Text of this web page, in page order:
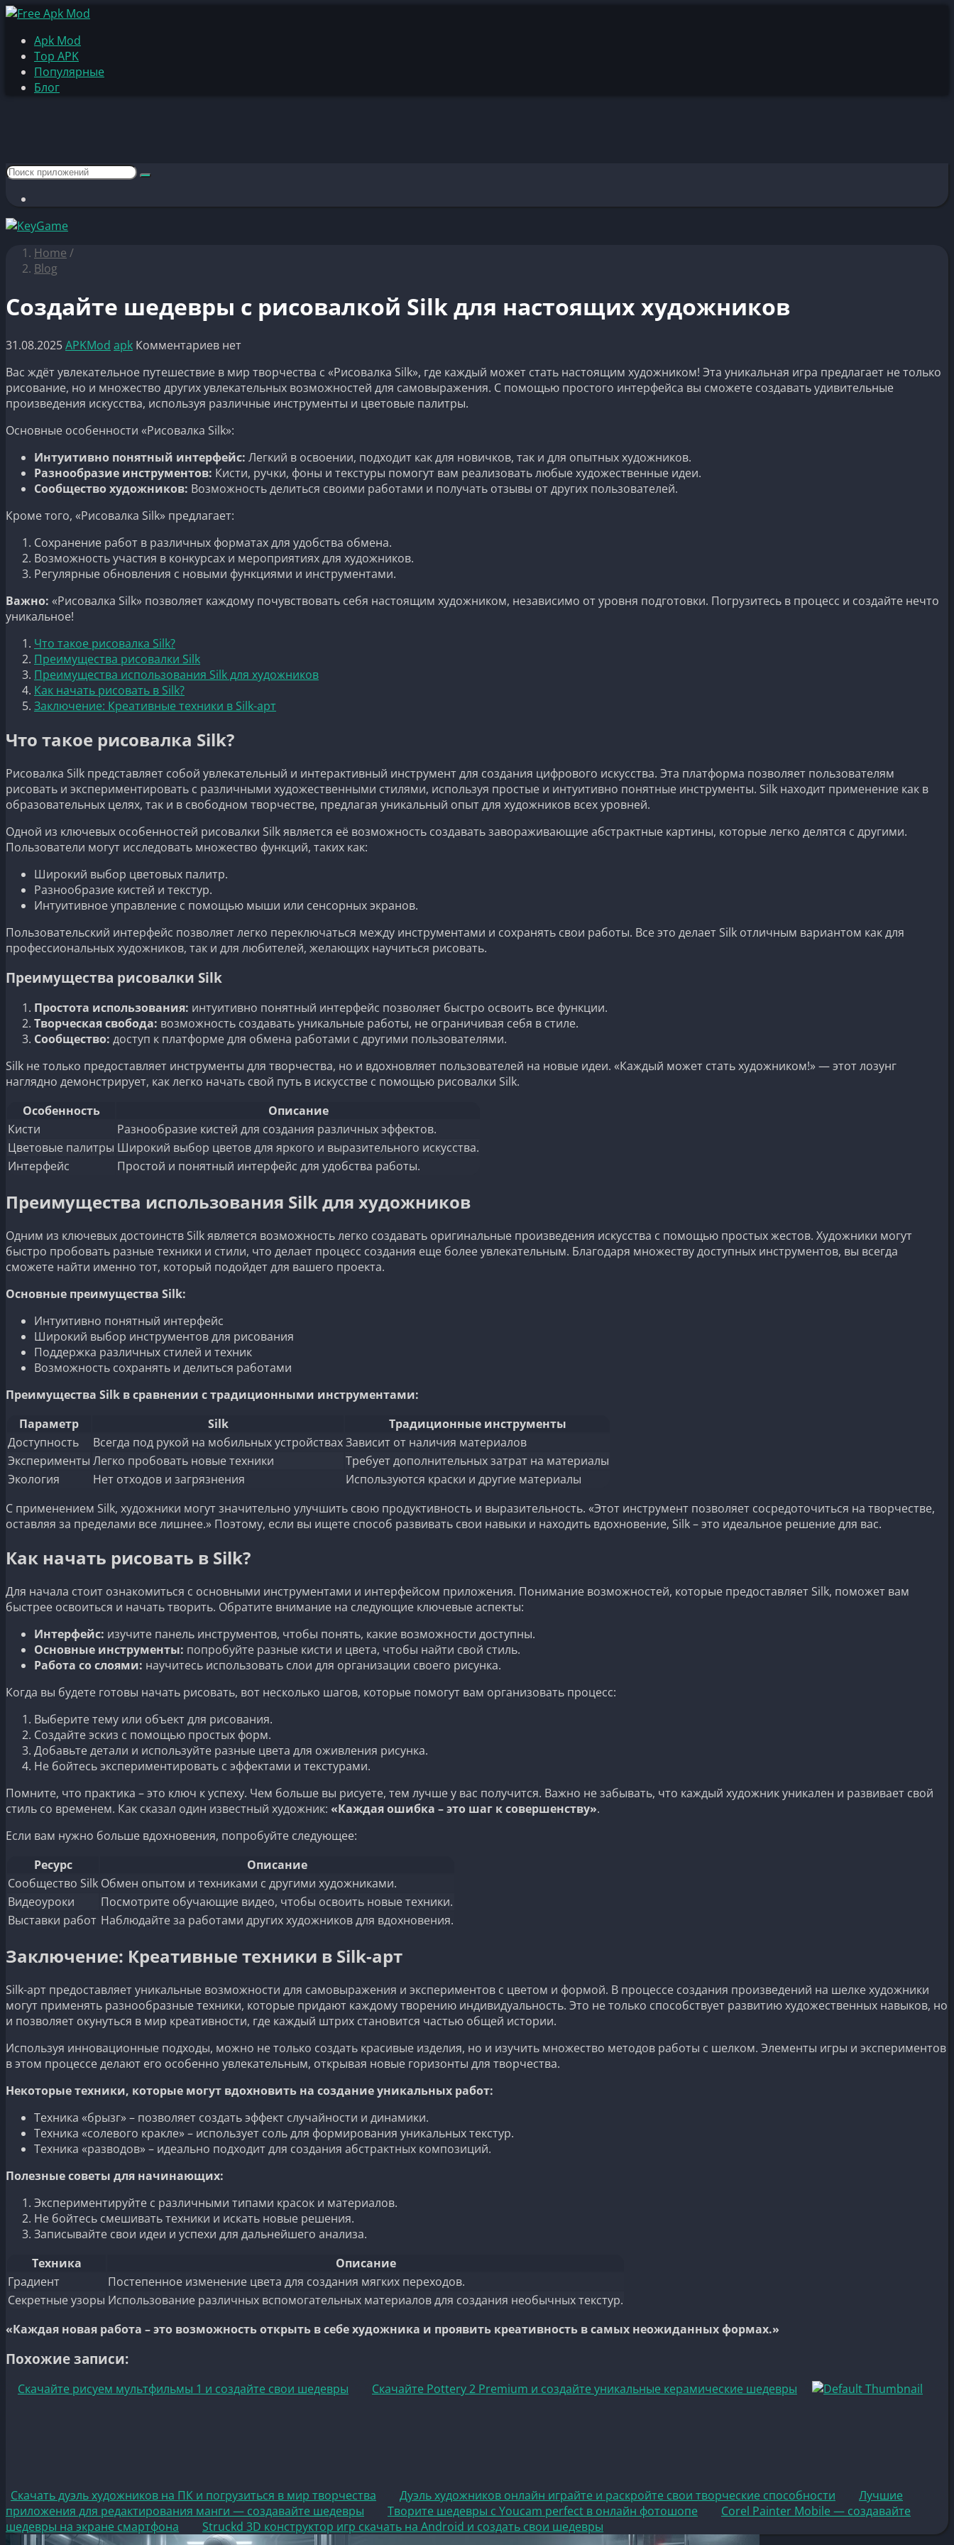
Apk Mod
Top APK
Популярные
Блог
Home /
Blog
Создайте шедевры с рисовалкой Silk для настоящих художников
31.08.2025APKMod apk Комментариев нет
Вас ждёт увлекательное путешествие в мир творчества с «Рисовалка Silk», где каждый может стать настоящим художником! Эта уникальная игра предлагает не только
рисование, но и множество других увлекательных возможностей для самовыражения. С помощью простого интерфейса вы сможете создавать удивительные
произведения искусства, используя различные инструменты и цветовые палитры.
Основные особенности «Рисовалка Silk»:
Интуитивно понятный интерфейс: Легкий в освоении, подходит как для новичков, так и для опытных художников.
Разнообразие инструментов: Кисти, ручки, фоны и текстуры помогут вам реализовать любые художественные идеи.
Сообщество художников: Возможность делиться своими работами и получать отзывы от других пользователей.
Кроме того, «Рисовалка Silk» предлагает:
Сохранение работ в различных форматах для удобства обмена.
Возможность участия в конкурсах и мероприятиях для художников.
Регулярные обновления с новыми функциями и инструментами.
Важно: «Рисовалка Silk» позволяет каждому почувствовать себя настоящим художником, независимо от уровня подготовки. Погрузитесь в процесс и создайте нечто
уникальное!
Что такое рисовалка Silk?
Преимущества рисовалки Silk
Преимущества использования Silk для художников
Как начать рисовать в Silk?
Заключение: Креативные техники в Silk-арт
Что такое рисовалка Silk?
Рисовалка Silk представляет собой увлекательный и интерактивный инструмент для создания цифрового искусства. Эта платформа позволяет пользователям
рисовать и экспериментировать с различными художественными стилями, используя простые и интуитивно понятные инструменты. Silk находит применение как в
образовательных целях, так и в свободном творчестве, предлагая уникальный опыт для художников всех уровней.
Одной из ключевых особенностей рисовалки Silk является её возможность создавать завораживающие абстрактные картины, которые легко делятся с другими.
Пользователи могут исследовать множество функций, таких как:
Широкий выбор цветовых палитр.
Разнообразие кистей и текстур.
Интуитивное управление с помощью мыши или сенсорных экранов.
Пользовательский интерфейс позволяет легко переключаться между инструментами и сохранять свои работы. Все это делает Silk отличным вариантом как для
профессиональных художников, так и для любителей, желающих научиться рисовать.
Преимущества рисовалки Silk
Простота использования: интуитивно понятный интерфейс позволяет быстро освоить все функции.
Творческая свобода: возможность создавать уникальные работы, не ограничивая себя в стиле.
Сообщество: доступ к платформе для обмена работами с другими пользователями.
Silk не только предоставляет инструменты для творчества, но и вдохновляет пользователей на новые идеи. «Каждый может стать художником!» — этот лозунг
наглядно демонстрирует, как легко начать свой путь в искусстве с помощью рисовалки Silk.
Особенность
Описание
Кисти
Разнообразие кистей для создания различных эффектов.
Цветовые палитры Широкий выбор цветов для яркого и выразительного искусства.
Интерфейс
Простой и понятный интерфейс для удобства работы.
Преимущества использования Silk для художников
Одним из ключевых достоинств Silk является возможность легко создавать оригинальные произведения искусства с помощью простых жестов. Художники могут
быстро пробовать разные техники и стили, что делает процесс создания еще более увлекательным. Благодаря множеству доступных инструментов, вы всегда
сможете найти именно тот, который подойдет для вашего проекта.
Основные преимущества Silk:
Интуитивно понятный интерфейс
Широкий выбор инструментов для рисования
Поддержка различных стилей и техник
Возможность сохранять и делиться работами
Преимущества Silk в сравнении с традиционными инструментами:
Параметр
Silk
Традиционные инструменты
Доступность
Всегда под рукой на мобильных устройствахЗависит от наличия материалов
Эксперименты Легко пробовать новые техники
Требует дополнительных затрат на материалы
Экология
Нет отходов и загрязнения
Используются краски и другие материалы
С применением Silk, художники могут значительно улучшить свою продуктивность и выразительность. «Этот инструмент позволяет сосредоточиться на творчестве,
оставляя за пределами все лишнее.» Поэтому, если вы ищете способ развивать свои навыки и находить вдохновение, Silk – это идеальное решение для вас.
Как начать рисовать в Silk?
Для начала стоит ознакомиться с основными инструментами и интерфейсом приложения. Понимание возможностей, которые предоставляет Silk, поможет вам
быстрее освоиться и начать творить. Обратите внимание на следующие ключевые аспекты:
Интерфейс: изучите панель инструментов, чтобы понять, какие возможности доступны.
Основные инструменты: попробуйте разные кисти и цвета, чтобы найти свой стиль.
Работа со слоями: научитесь использовать слои для организации своего рисунка.
Когда вы будете готовы начать рисовать, вот несколько шагов, которые помогут вам организовать процесс:
Выберите тему или объект для рисования.
Создайте эскиз с помощью простых форм.
Добавьте детали и используйте разные цвета для оживления рисунка.
Не бойтесь экспериментировать с эффектами и текстурами.
Помните, что практика – это ключ к успеху. Чем больше вы рисуете, тем лучше у вас получится. Важно не забывать, что каждый художник уникален и развивает свой
стиль со временем. Как сказал один известный художник: «Каждая ошибка – это шаг к совершенству».
Если вам нужно больше вдохновения, попробуйте следующее:
Ресурс
Описание
Сообщество Silk Обмен опытом и техниками с другими художниками.
Видеоуроки
Посмотрите обучающие видео, чтобы освоить новые техники.
Выставки работ Наблюдайте за работами других художников для вдохновения.
Заключение: Креативные техники в Silk-арт
Silk-арт предоставляет уникальные возможности для самовыражения и экспериментов с цветом и формой. В процессе создания произведений на шелке художники
могут применять разнообразные техники, которые придают каждому творению индивидуальность. Это не только способствует развитию художественных навыков, но
и позволяет окунуться в мир креативности, где каждый штрих становится частью общей истории.
Используя инновационные подходы, можно не только создать красивые изделия, но и изучить множество методов работы с шелком. Элементы игры и экспериментов
в этом процессе делают его особенно увлекательным, открывая новые горизонты для творчества.
Некоторые техники, которые могут вдохновить на создание уникальных работ:
Техника «брызг» – позволяет создать эффект случайности и динамики.
Техника «солевого кракле» – использует соль для формирования уникальных текстур.
Техника «разводов» – идеально подходит для создания абстрактных композиций.
Полезные советы для начинающих:
Экспериментируйте с различными типами красок и материалов.
Не бойтесь смешивать техники и искать новые решения.
Записывайте свои идеи и успехи для дальнейшего анализа.
Техника
Описание
Градиент
Постепенное изменение цвета для создания мягких переходов.
Секретные узоры Использование различных вспомогательных материалов для создания необычных текстур.
«Каждая новая работа – это возможность открыть в себе художника и проявить креативность в самых неожиданных формах.»
Похожие записи:
Скачайте рисуем мультфильмы 1 и создайте свои шедевры Скачайте Pottery 2 Premium и создайте уникальные керамические шедевры
Скачать дуэль художников на ПК и погрузиться в мир творчества Дуэль художников онлайн играйте и раскройте свои творческие способности
Лучшие
приложения для редактирования манги — создавайте шедевры
Творите шедевры с Youcam perfect в онлайн фотошопе
Corel Painter Mobile — создавайте
шедевры на экране смартфона
Struckd 3D конструктор игр скачать на Android и создать свои шедевры